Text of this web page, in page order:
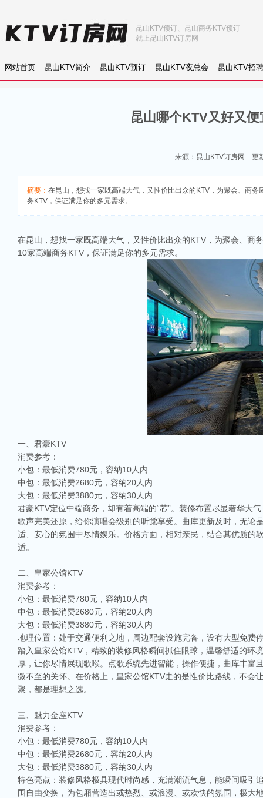
网站首页 昆山KTV简介 昆山KTV预订 昆山KTV夜总会 昆山KTV招聘
昆山KTV预订、昆山商务KTV预订
就上昆山KTV订房网
昆山哪个KTV又好又
来源： 昆山KTV订房网 更
摘要： 在昆山，想找一家既高端大气，又性价比出众的KTV，为聚会、商
务KTV，保证满足你的多元需求。
在昆山，想找一家既高端大气，又性价比出众的KTV，为聚会、商
10家高端商务KTV，保证满足你的多元需求。
一、君豪KTV
消费参考：
小包：最低消费780元，容纳10人内
中包：最低消费2680元，容纳20人内
大包：最低消费3880元，容纳30人内
君豪KTV定位中端商务，却有着高端的“芯”。装修布置尽显奢华大
歌声完美还原，给你演唱会级别的听觉享受。曲库更新及时，无
适、安心的氛围中尽情娱乐。价格方面，相对亲民，结合其优质
适。
二、皇家公馆KTV
消费参考：
小包：最低消费780元，容纳10人内
中包：最低消费2680元，容纳20人内
大包：最低消费3880元，容纳30人内
地理位置：处于交通便利之地，周边配套设施完备，设有大型免费
踏入皇家公馆KTV，精致的装修风格瞬间抓住眼球，温馨舒适的
厚，让你尽情展现歌喉。点歌系统先进智能，操作便捷，曲库丰
微不至的关怀。在价格上，皇家公馆KTV走的是性价比路线，不会
聚，都是理想之选。
三、魅力金座KTV
消费参考：
小包：最低消费780元，容纳10人内
中包：最低消费2680元，容纳20人内
大包：最低消费3880元，容纳30人内
特色亮点：装修风格极具现代时尚感，充满潮流气息，能瞬间吸
围自由变换，为包厢营造出或热烈、或浪漫、或欢快的氛围，极大